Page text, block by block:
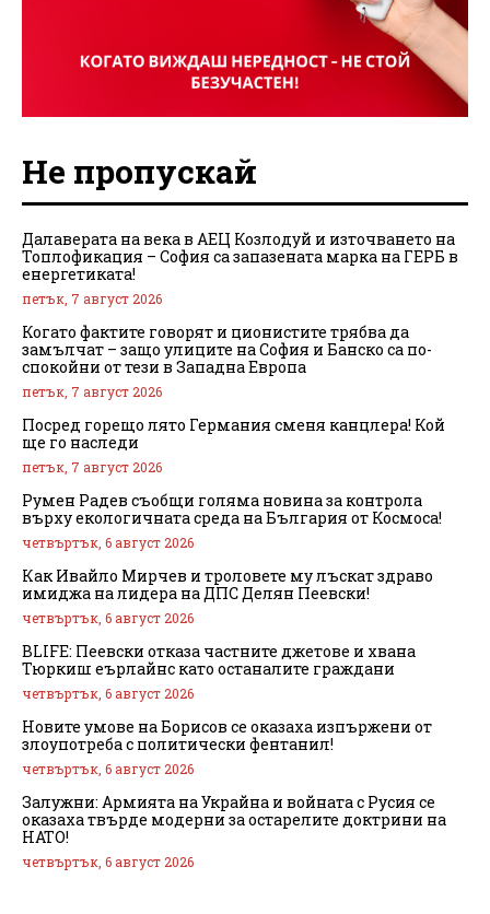
Не пропускай
Далаверата на века в АЕЦ Козлодуй и източването на
Топлофикация – София са запазената марка на ГЕРБ в
енергетиката!
петък, 7 август 2026
Когато фактите говорят и ционистите трябва да
замълчат – защо улиците на София и Банско са по-
спокойни от тези в Западна Европа
петък, 7 август 2026
Посред горещо лято Германия сменя канцлера! Кой
ще го наследи
петък, 7 август 2026
Румен Радев съобщи голяма новина за контрола
върху екологичната среда на България от Космоса!
четвъртък, 6 август 2026
Как Ивайло Мирчев и троловете му лъскат здраво
имиджа на лидера на ДПС Делян Пеевски!
четвъртък, 6 август 2026
BLIFE: Пеевски отказа частните джетове и хвана
Тюркиш еърлайнс като останалите граждани
четвъртък, 6 август 2026
Новите умове на Борисов се оказаха изпържени от
злоупотреба с политически фентанил!
четвъртък, 6 август 2026
Залужни: Армията на Украйна и войната с Русия се
оказаха твърде модерни за остарелите доктрини на
НАТО!
четвъртък, 6 август 2026